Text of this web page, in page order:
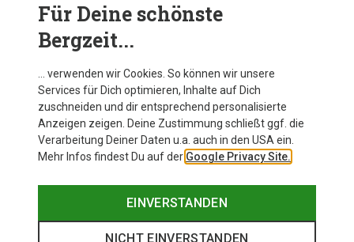
BEKLEIDUNG
Für Deine schönste
Bergzeit...
… verwenden wir Cookies. So können wir unsere
Services für Dich optimieren, Inhalte auf Dich
zuschneiden und dir entsprechend personalisierte
Anzeigen zeigen. Deine Zustimmung schließt ggf. die
Verarbeitung Deiner Daten u.a. auch in den USA ein.
Mehr Infos findest Du auf der Google Privacy Site.
EINVERSTANDEN
NICHT EINVERSTANDEN